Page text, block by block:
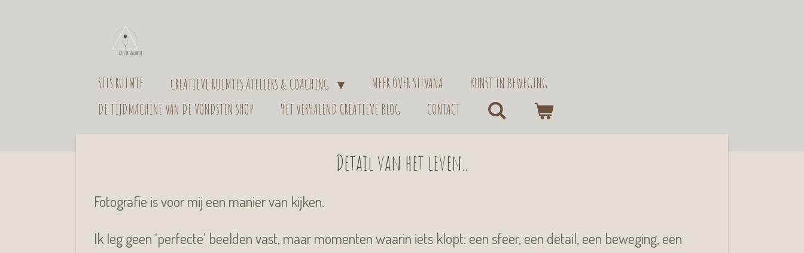
SILS RUIMTE CREATIEVE RUIMTES ATELIERS & COACHING MEER OVER SILVANA
KUNST IN BEWEGING
DE TIJDMACHINE VAN DE VONDSTEN SHOP
HET VERHALEND CREATIEVE BLOG CONTACT
Detail van het leven..
Fotografie is voor mij een manier van kijken.
Ik leg geen ‘perfecte’ beelden vast, maar momenten waarin iets klopt: een sfeer, een detail, een beweging, een